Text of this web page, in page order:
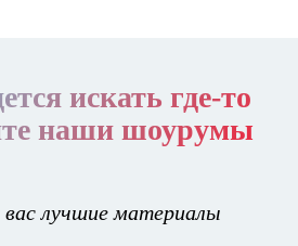
искать где-то
наши шоурумы
лучшие материалы